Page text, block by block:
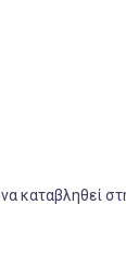
καταβληθεί